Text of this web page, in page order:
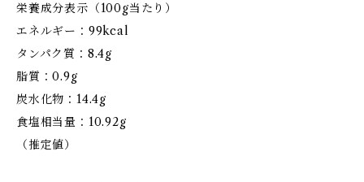
栄養成分表示（100g当たり）
エネルギー：99kcal
タンパク質：8.4g
脂質：0.9g
炭水化物：14.4g
食塩相当量：10.92g
（推定値）